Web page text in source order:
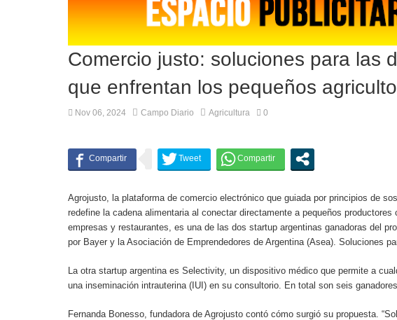
Comercio justo: soluciones para las
que enfrentan los pequeños
Nov 06, 2024 Campo Diario Agricultura 0
Agrojusto, la plataforma de comercio electrónico que guiada por principios de
redefine la cadena alimentaria al conectar directamente a pequeños productores
empresas y restaurantes, es una de las dos startup argentinas ganadoras del
por Bayer y la Asociación de Emprendedores de Argentina (Asea). Soluciones
La otra startup argentina es Selectivity, un dispositivo médico que permite a
una inseminación intrauterina (IUI) en su consultorio. En total son seis ganadores.
Fernanda Bonesso, fundadora de Agrojusto contó cómo surgió su propuesta.